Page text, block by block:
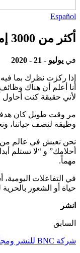
Español
أكثر من 3000 إمرأة استفادت من قروض البنك السعودي للتسليف في مشاريع ناشئة
في يوليو - 21 - 2020
إذا ركزت نظرك بما
لأني حقيقة كنت
مر وقت طويل كان هدفي
وظيفة لنصف حياتنا،
نحن نعيش في عالم من
أحلامك” و “لا تستلم
مهماً.
في التفاعلات
حياة أو الشعور
انشر
السابق
شركة BNC للنشر ومجلتها Entrepreneur الشرق الاوسط ، نظمت جوائزها السنوية لروّاد الأعمال في السعودية